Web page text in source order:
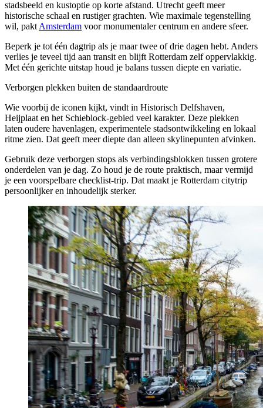
stadsbeeld en kustoptie op korte afstand. Utrecht geeft meer
historische schaal en rustiger grachten. Wie maximale tegenstelling
wil, pakt Amsterdam voor monumentaler centrum en andere sfeer.
Beperk je tot één dagtrip als je maar twee of drie dagen hebt. Anders
verlies je teveel tijd aan transit en blijft Rotterdam zelf oppervlakkig.
Met één gerichte uitstap houd je balans tussen diepte en variatie.
Verborgen plekken buiten de standaardroute
Wie voorbij de iconen kijkt, vindt in Historisch Delfshaven,
Heijplaat en het Schieblock-gebied veel karakter. Deze plekken
laten oudere havenlagen, experimentele stadsontwikkeling en lokaal
ritme zien. Dat geeft meer diepte dan alleen skylinepunten afvinken.
Gebruik deze verborgen stops als verbindingsblokken tussen grotere
onderdelen van je dag. Zo houd je de route praktisch, maar vermijd
je een voorspelbare checklist-trip. Dat maakt je Rotterdam citytrip
persoonlijker en inhoudelijk sterker.